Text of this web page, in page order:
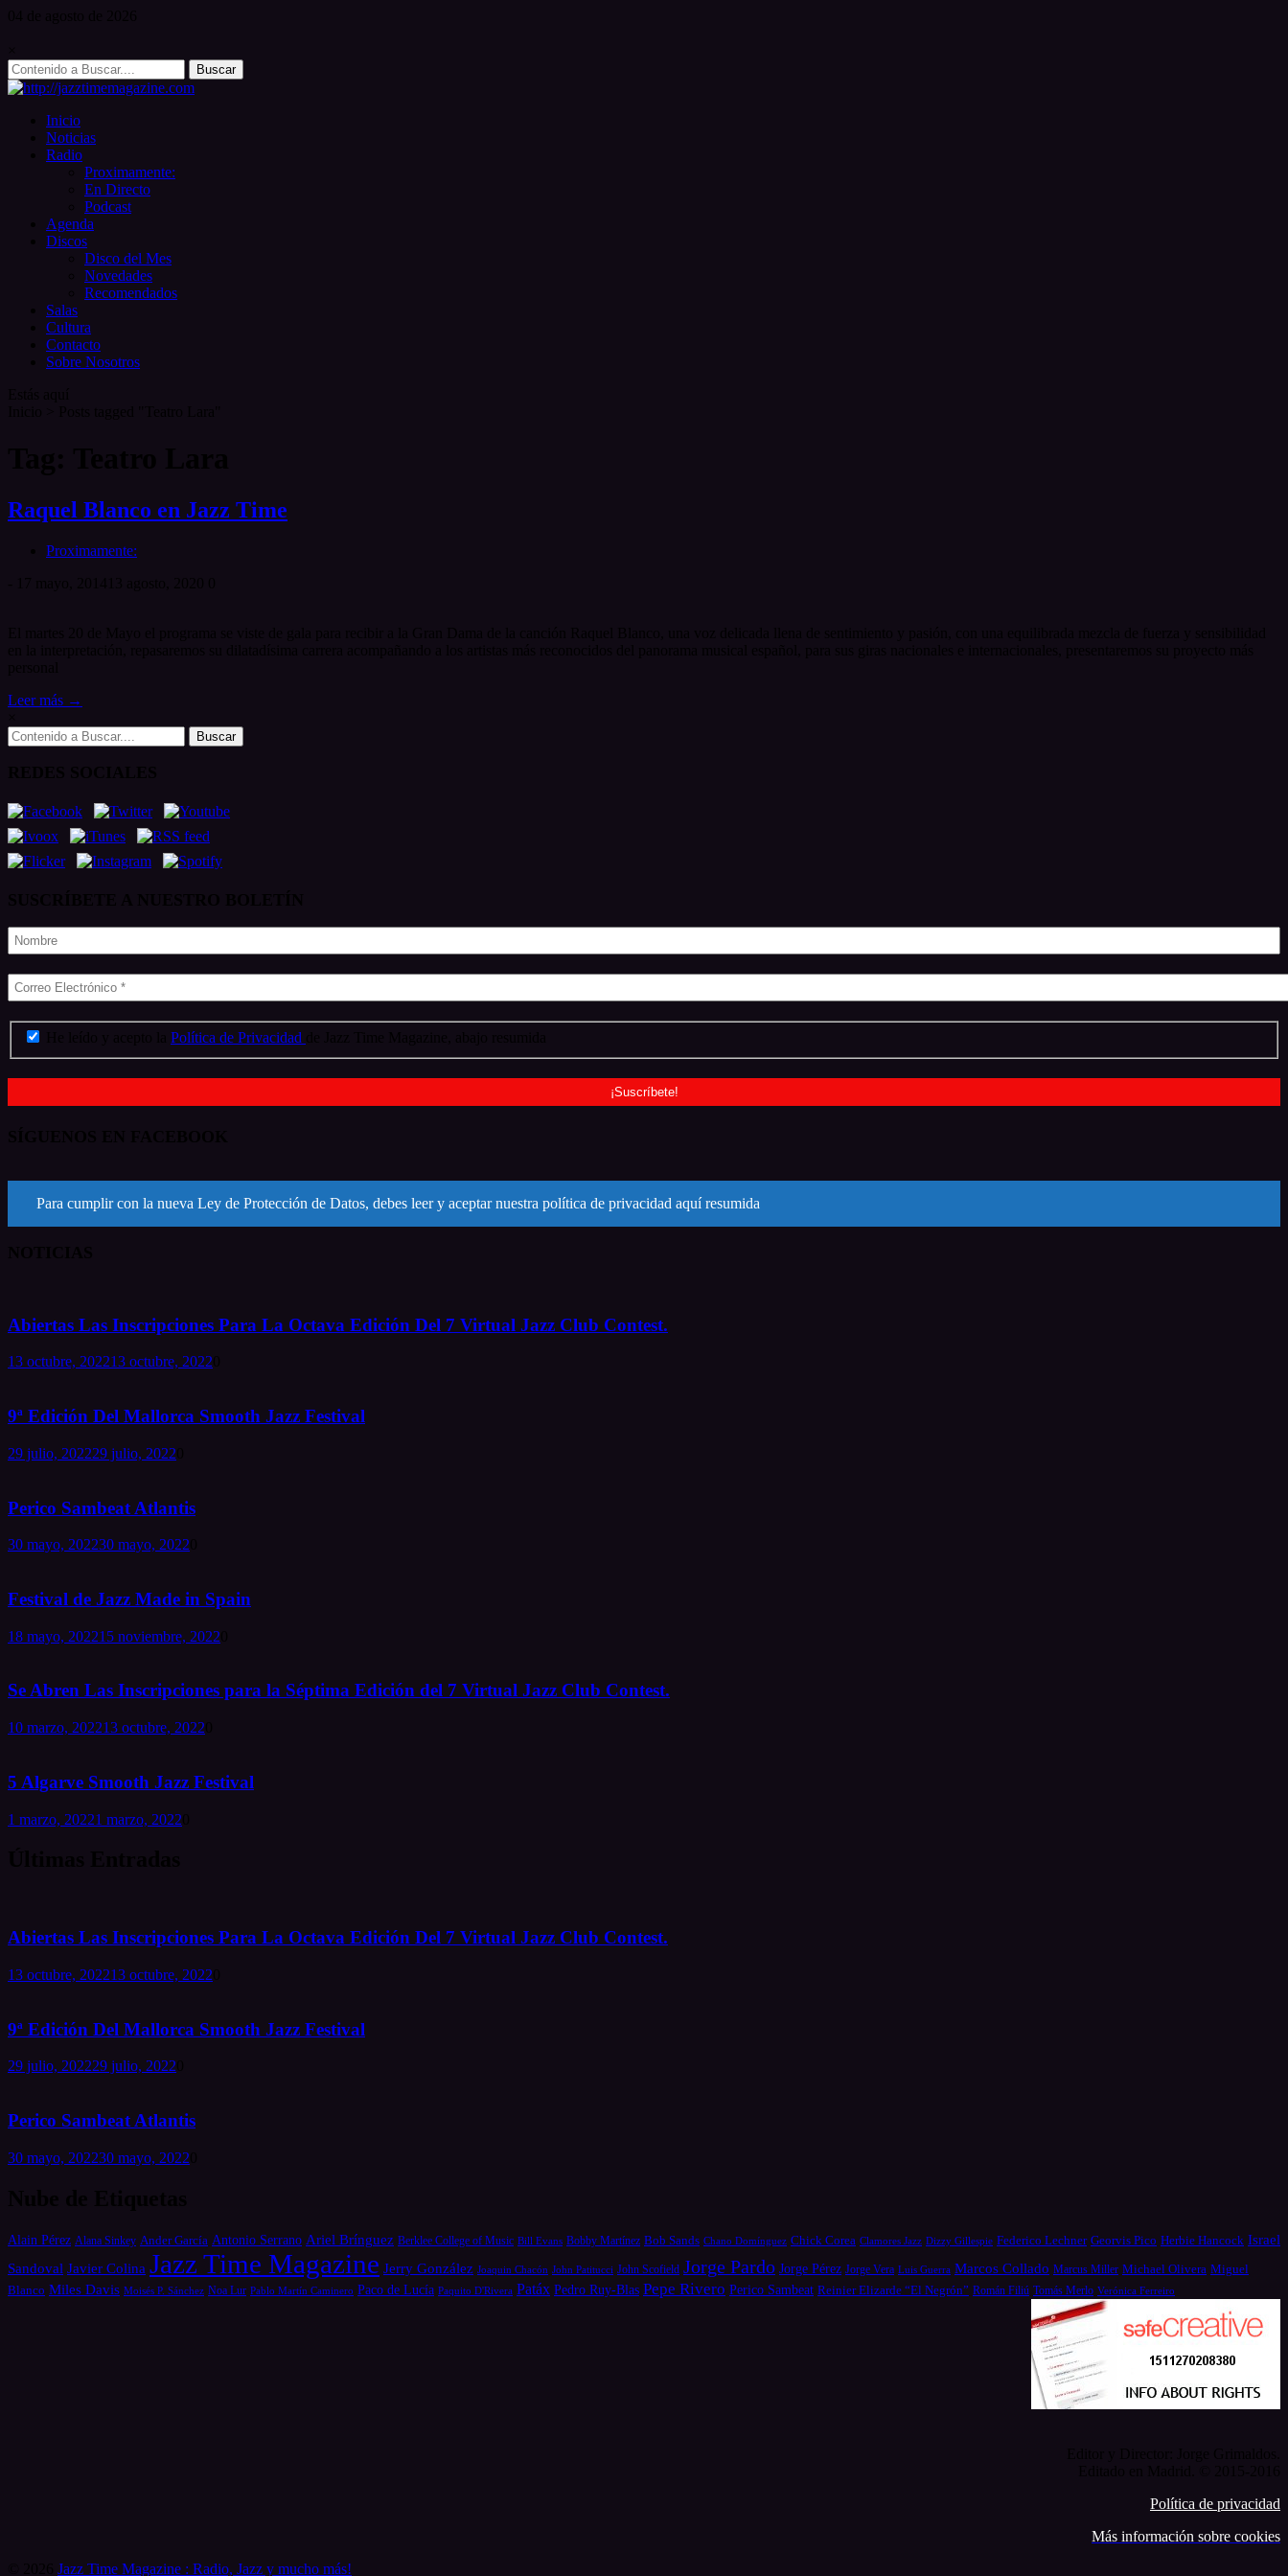
Search
for:
Inicio
Noticias
Radio
Proximamente:
En Directo
Podcast
Agenda
Discos
Disco del Mes
Novedades
Recomendados
Salas
Cultura
Contacto
Sobre Nosotros
Raquel Blanco en Jazz Time
Proximamente:
Leer más →
Search
for:
Política de Privacidad
Para cumplir con la nueva Ley de Protección de Datos, debes leer y aceptar nuestra política de privacidad aquí resumida
Abiertas Las Inscripciones Para La Octava Edición Del 7 Virtual Jazz Club Contest.
13 octubre, 202213 octubre, 2022
9ª Edición Del Mallorca Smooth Jazz Festival
29 julio, 202229 julio, 2022
Perico Sambeat Atlantis
30 mayo, 202230 mayo, 2022
Festival de Jazz Made in Spain
18 mayo, 202215 noviembre, 2022
Se Abren Las Inscripciones para la Séptima Edición del 7 Virtual Jazz Club Contest.
10 marzo, 202213 octubre, 2022
5 Algarve Smooth Jazz Festival
1 marzo, 20221 marzo, 2022
Abiertas Las Inscripciones Para La Octava Edición Del 7 Virtual Jazz Club Contest.
13 octubre, 202213 octubre, 2022
9ª Edición Del Mallorca Smooth Jazz Festival
29 julio, 202229 julio, 2022
Perico Sambeat Atlantis
30 mayo, 202230 mayo, 2022
Alain Pérez Alana Sinkey Ander García Antonio Serrano Ariel Brínguez Berklee College of Music Bill Evans Bobby Martínez Bob Sands Chano Domínguez Chick Corea Clamores Jazz Dizzy Gillespie Federico Lechner Georvis Pico Herbie Hancock Israel
Sandoval Javier Colina Jazz Time Magazine Jerry González Joaquin Chacón John Patitucci John Scofield Jorge Pardo Jorge Pérez Jorge Vera Luis Guerra Marcos Collado Marcus Miller Michael Olivera Miguel
Blanco Miles Davis Moisés P. Sánchez Noa Lur Pablo Martín Caminero Paco de Lucía Paquito D'Rivera Patáx Pedro Ruy-Blas Pepe Rivero Perico Sambeat Reinier Elizarde “El Negrón” Román Filiú Tomás Merlo Verónica Ferreiro
Política de privacidad
Más información sobre cookies
Jazz Time Magazine : Radio, Jazz y mucho más!